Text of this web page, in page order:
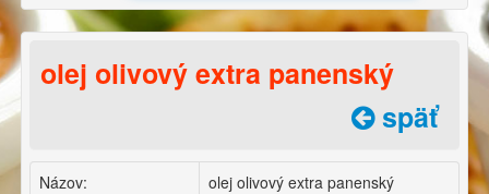
olej olivový extra panenský
späť
Názov:
olej olivový extra panenský